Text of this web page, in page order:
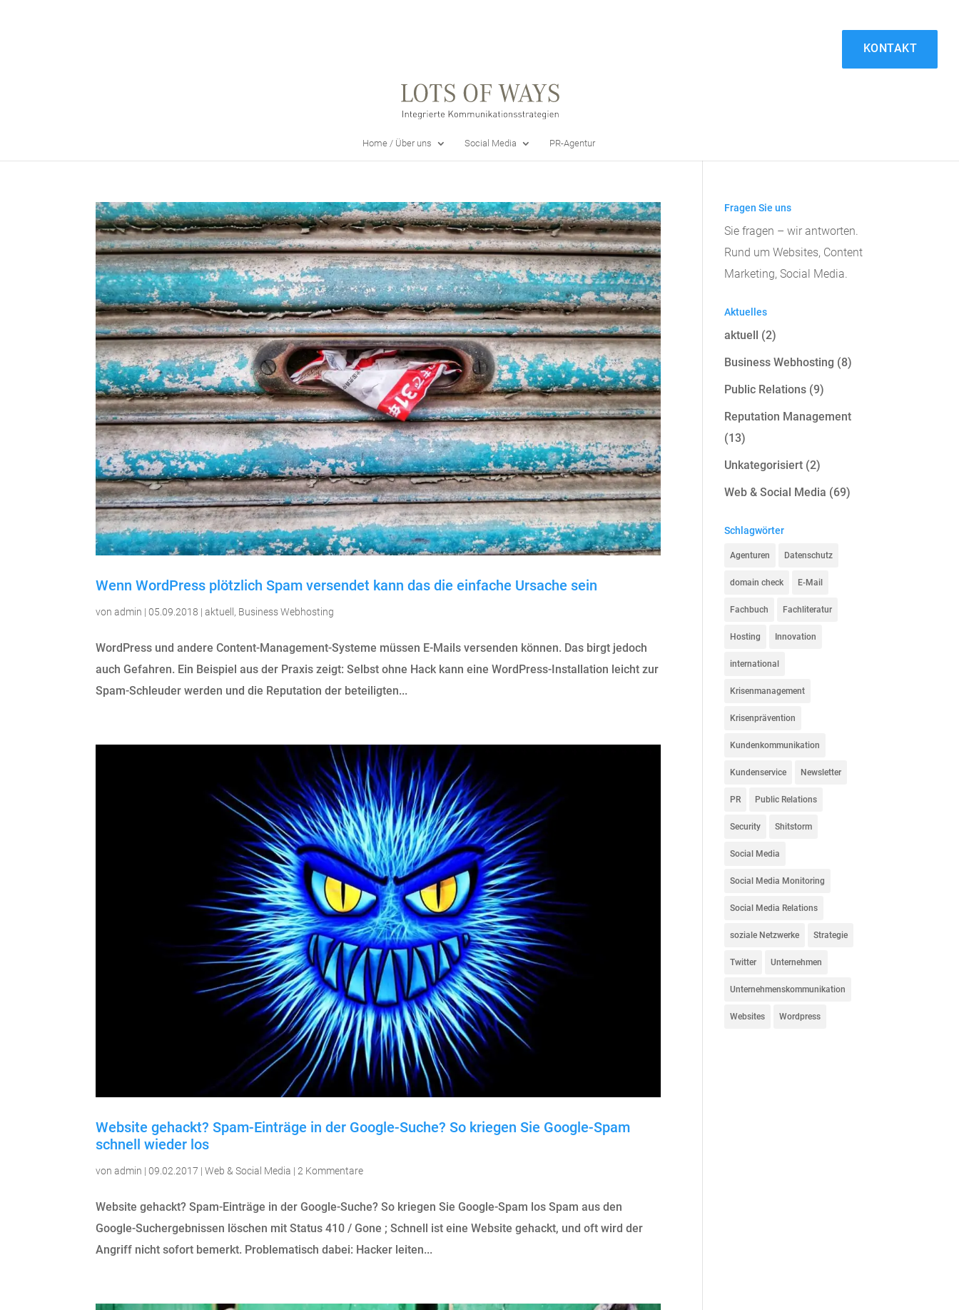
KONTAKT
Home / Über uns Social Media PR-Agentur
Wenn WordPress plötzlich Spam versendet kann das die einfache Ursache sein
vonadmin |05.09.2018 |aktuell, Business Webhosting
WordPress und andere Content-Management-Systeme müssen E-Mails versenden können. Das birgt jedoch
auch Gefahren. Ein Beispiel aus der Praxis zeigt: Selbst ohne Hack kann eine WordPress-Installation leicht zur
Spam-Schleuder werden und die Reputation der beteiligten...
Website gehackt? Spam-Einträge in der Google-Suche? So kriegen Sie Google-Spam
schnell wieder los
vonadmin |09.02.2017 |Web & Social Media | 2 Kommentare
Website gehackt? Spam-Einträge in der Google-Suche? So kriegen Sie Google-Spam los Spam aus den
Google-Suchergebnissen löschen mit Status 410 / Gone ; Schnell ist eine Website gehackt, und oft wird der
Angriff nicht sofort bemerkt. Problematisch dabei: Hacker leiten...
Fragen Sie uns
Sie fragen – wir antworten.
Rund um Websites, Content
Marketing, Social Media.
Aktuelles
aktuell (2)
Business Webhosting (8)
Public Relations (9)
Reputation Management
(13)
Unkategorisiert (2)
Web & Social Media (69)
Schlagwörter
Agenturen Datenschutz
domain check E-Mail
Fachbuch Fachliteratur
Hosting Innovation
international
Krisenmanagement
Krisenprävention
Kundenkommunikation
Kundenservice Newsletter
PR Public Relations
Security Shitstorm
Social Media
Social Media Monitoring
Social Media Relations
soziale Netzwerke Strategie
Twitter Unternehmen
Unternehmenskommunikation
Websites Wordpress